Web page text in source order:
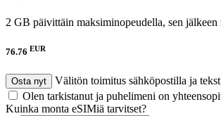
2 GB päivittäin maksiminopeudella, sen jälkeen
76.76 EUR
Osta nyt
Välitön toimitus sähköpostilla ja
Olen tarkistanut ja puhelimeni on
Kuinka monta eSIMiä tarvitset?